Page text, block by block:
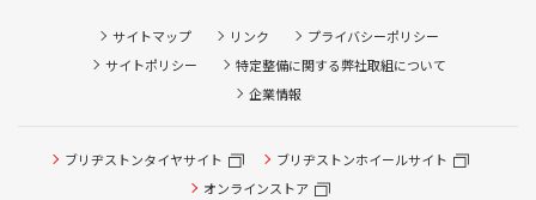
サイトマップ リンク
プライバシーポリシー
サイトポリシー
特定整備に関する弊社取組について
企業情報
ブリヂストンタイヤサイト
ブリヂストンホイールサイト
オンラインストア